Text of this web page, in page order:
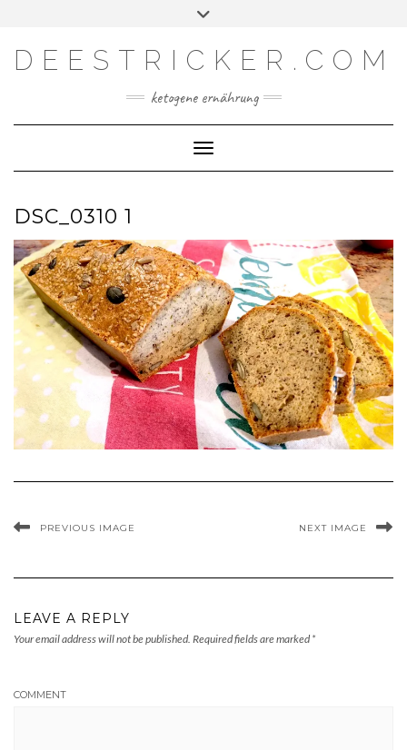
content
FacebookInstagram
DEESTRICKER.COM
ketogene ernährung
Toggle Navigation
DSC_0310 1
PREVIOUS IMAGE NEXT IMAGE
LEAVE A REPLY
Your email address will not be published. Required fields are marked *
COMMENT